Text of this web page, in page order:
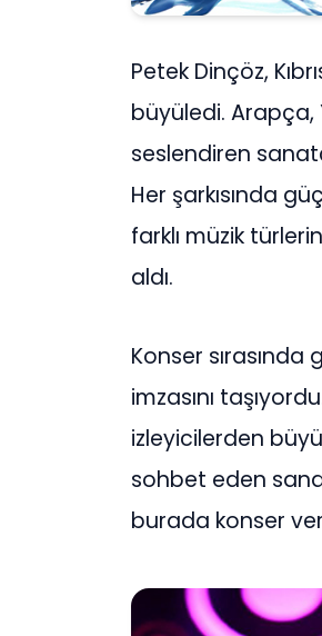
Petek Dinçöz,
büyüledi.
seslendiren
Her şarkısında
farklı müzik
aldı.
Konser
imzasını
izleyicilerden
sohbet eden
burada konser